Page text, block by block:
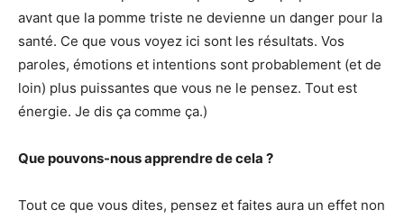
avant que la pomme triste ne devienne un danger pour la
santé. Ce que vous voyez ici sont les résultats. Vos
paroles, émotions et intentions sont probablement (et de
loin) plus puissantes que vous ne le pensez. Tout est
énergie. Je dis ça comme ça.)
Que pouvons-nous apprendre de cela ?
Tout ce que vous dites, pensez et faites aura un effet non